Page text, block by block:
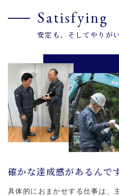
Satisfying
安定も、そしてやりが
確かな達成感があるんで
具体的におまかせする仕事は、